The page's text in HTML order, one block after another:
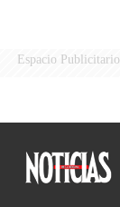
Espacio Publicitario